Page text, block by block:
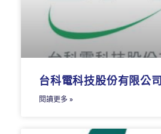
台科電科技股份有限公司
閱讀更多 »